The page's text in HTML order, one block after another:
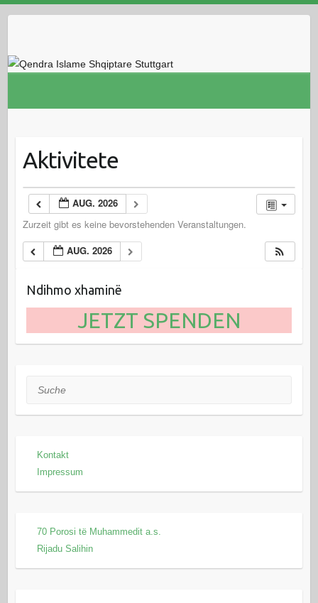
Aktivitete
AUG. 2026
Zurzeit gibt es keine bevorstehenden Veranstaltungen.
AUG. 2026
Ndihmo xhaminë
JETZT SPENDEN
Suche
Kontakt
Impressum
70 Porosi të Muhammedit a.s.
Rijadu Salihin